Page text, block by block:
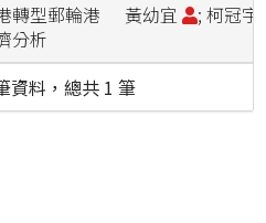
轉型郵輪港
分析
黃幼宜 ; 柯冠宇
資料，總共 1 筆